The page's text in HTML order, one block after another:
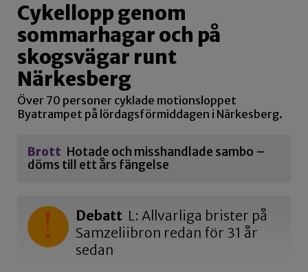
Cykellopp genom
sommarhagar och på
skogsvägar runt
Närkesberg
Över 70 personer cyklade motionsloppet
Byatrampet på lördagsförmiddagen i Närkesberg.
Brott Hotade och misshandlade sambo –
döms till ett års fängelse
Debatt L: Allvarliga brister på
Samzeliibron redan för 31 år
sedan